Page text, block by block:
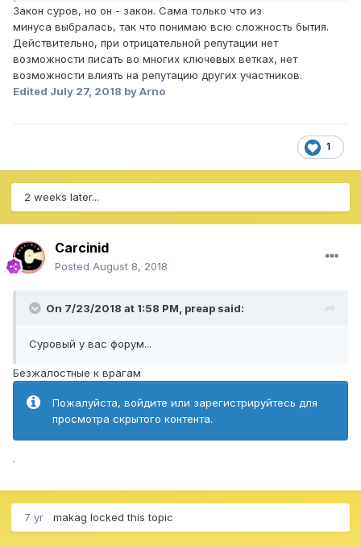
Закон суров, но он - закон. Сама только что из
минуса выбралась, так что понимаю всю сложность бытия.
Действительно, при отрицательной репутации нет
возможности писать во многих ключевых ветках, нет
возможности влиять на репутацию других участников.
Edited July 27, 2018 by Arno
1
2 weeks later...
Carcinid
Posted August 8, 2018
On 7/23/2018 at 1:58 PM, preap said:
Суровый у вас форум...
Безжалостные к врагам
Пожалуйста, войдите или зарегистрируйтесь для
просмотра скрытого контента.
.
7 yr makag locked this topic